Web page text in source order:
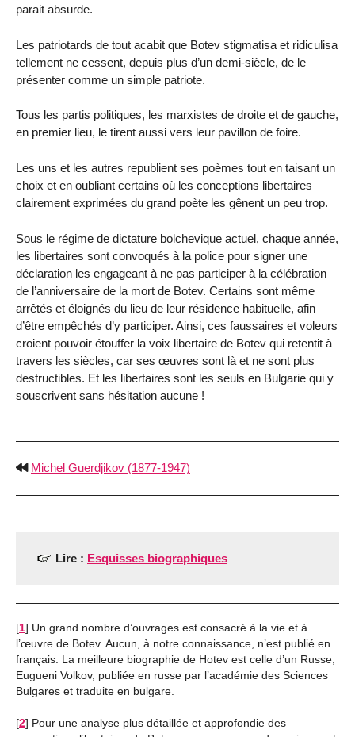
parait absurde.
Les patriotards de tout acabit que Botev stigmatisa et ridiculisa
tellement ne cessent, depuis plus d’un demi-siècle, de le
présenter comme un simple patriote.
Tous les partis politiques, les marxistes de droite et de gauche,
en premier lieu, le tirent aussi vers leur pavillon de foire.
Les uns et les autres republient ses poèmes tout en taisant un
choix et en oubliant certains où les conceptions libertaires
clairement exprimées du grand poète les gênent un peu trop.
Sous le régime de dictature bolchevique actuel, chaque année,
les libertaires sont convoqués à la police pour signer une
déclaration les engageant à ne pas participer à la célébration
de l’anniversaire de la mort de Botev. Certains sont même
arrêtés et éloignés du lieu de leur résidence habituelle, afin
d’être empêchés d’y participer. Ainsi, ces faussaires et voleurs
croient pouvoir étouffer la voix libertaire de Botev qui retentit à
travers les siècles, car ses œuvres sont là et ne sont plus
destructibles. Et les libertaires sont les seuls en Bulgarie qui y
souscrivent sans hésitation aucune !
Michel Guerdjikov (1877-1947)
Lire : Esquisses biographiques
[1] Un grand nombre d’ouvrages est consacré à la vie et à
l’œuvre de Botev. Aucun, à notre connaissance, n’est publié en
français. La meilleure biographie de Hotev est celle d’un Russe,
Eugueni Volkov, publiée en russe par l’académie des Sciences
Bulgares et traduite en bulgare.
[2] Pour une analyse plus détaillée et approfondie des